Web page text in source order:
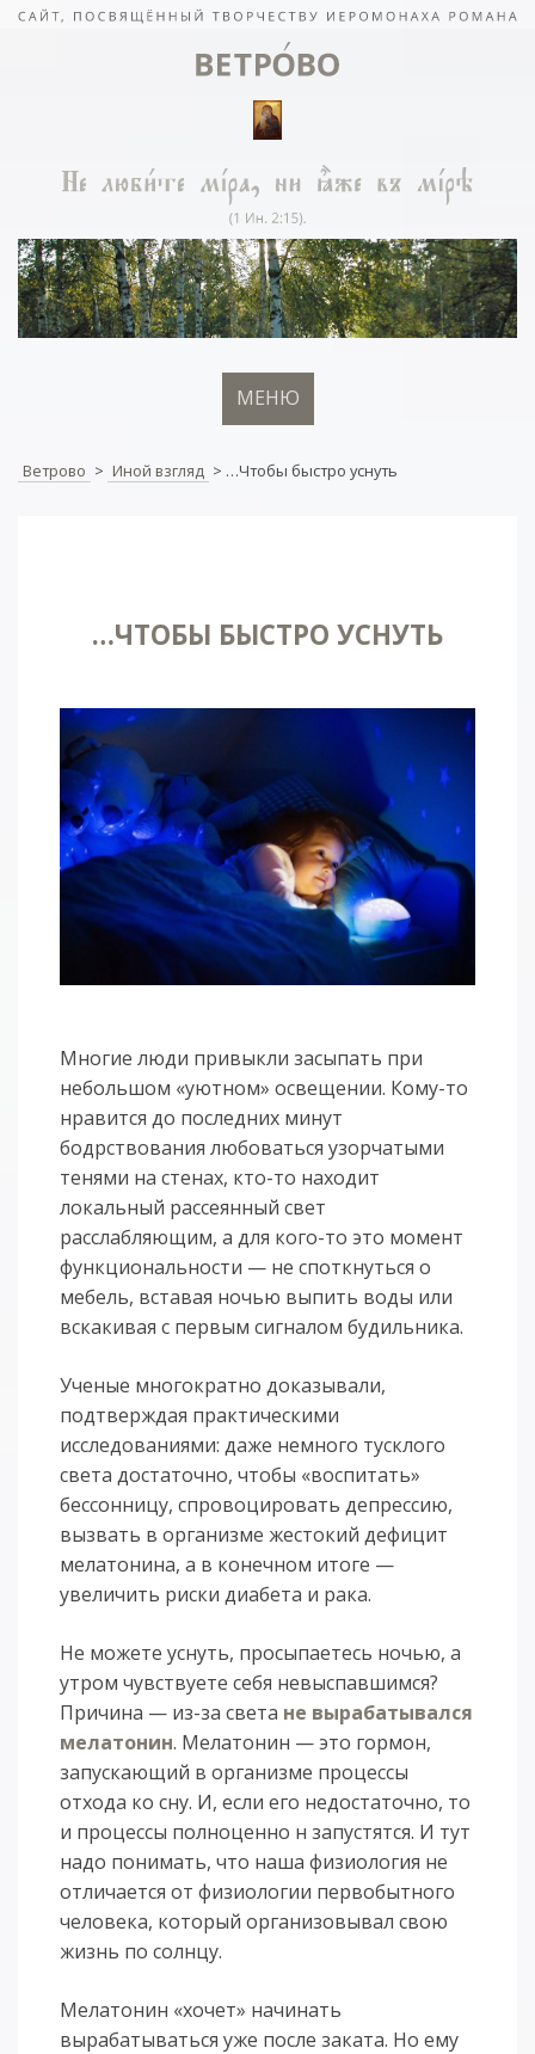
МЕНЮ
Ветрово > Иной взгляд > …Чтобы быстро уснуть
…ЧТОБЫ БЫСТРО УСНУТЬ
Многие люди привыкли засыпать при
небольшом «уютном» освещении. Кому-то
нравится до последних минут
бодрствования любоваться узорчатыми
тенями на стенах, кто-то находит
локальный рассеянный свет
расслабляющим, а для кого-то это момент
функциональности — не споткнуться о
мебель, вставая ночью выпить воды или
вскакивая с первым сигналом будильника.
Ученые многократно доказывали,
подтверждая практическими
исследованиями: даже немного тусклого
света достаточно, чтобы «воспитать»
бессонницу, спровоцировать депрессию,
вызвать в организме жестокий дефицит
мелатонина, а в конечном итоге —
увеличить риски диабета и рака.
Не можете уснуть, просыпаетесь ночью, а
утром чувствуете себя невыспавшимся?
Причина — из-за света не вырабатывался
мелатонин. Мелатонин — это гормон,
запускающий в организме процессы
отхода ко сну. И, если его недостаточно, то
и процессы полноценно н запустятся. И тут
надо понимать, что наша физиология не
отличается от физиологии первобытного
человека, который организовывал свою
жизнь по солнцу.
Мелатонин «хочет» начинать
вырабатываться уже после заката. Но ему